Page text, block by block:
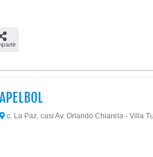
c. La Paz, casi Av. Orlando Chiarela - Villa